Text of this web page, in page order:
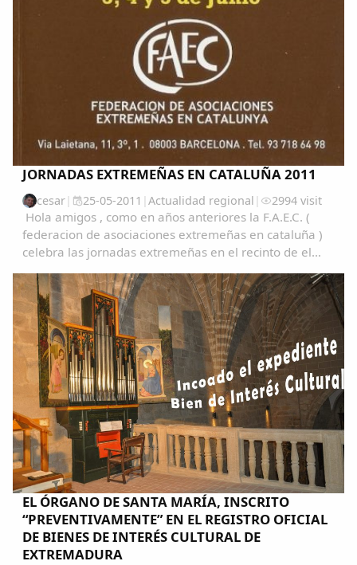
JORNADAS EXTREMEÑAS EN CATALUÑA 2011
cesar| 25-05-2011 | Actualidad regional | 2994 visit
Hola amigos , como en años anteriores la F.A.E.C. (
federacion de asociaciones extremeñas en cataluña )
celebra las jornadas extremeñas en el recinto de el
Parc Nou en El Prat de Llobregat los dias 3 , 4 y 5 de
junio . VIERNES 3 DE JUNIO 10 00 H...
EL ÓRGANO DE SANTA MARÍA, INSCRITO
“PREVENTIVAMENTE” EN EL REGISTRO OFICIAL
DE BIENES DE INTERÉS CULTURAL DE
EXTREMADURA
Comparte
Compartir en Facebook
Compartir en Twitter
Copiar enlace